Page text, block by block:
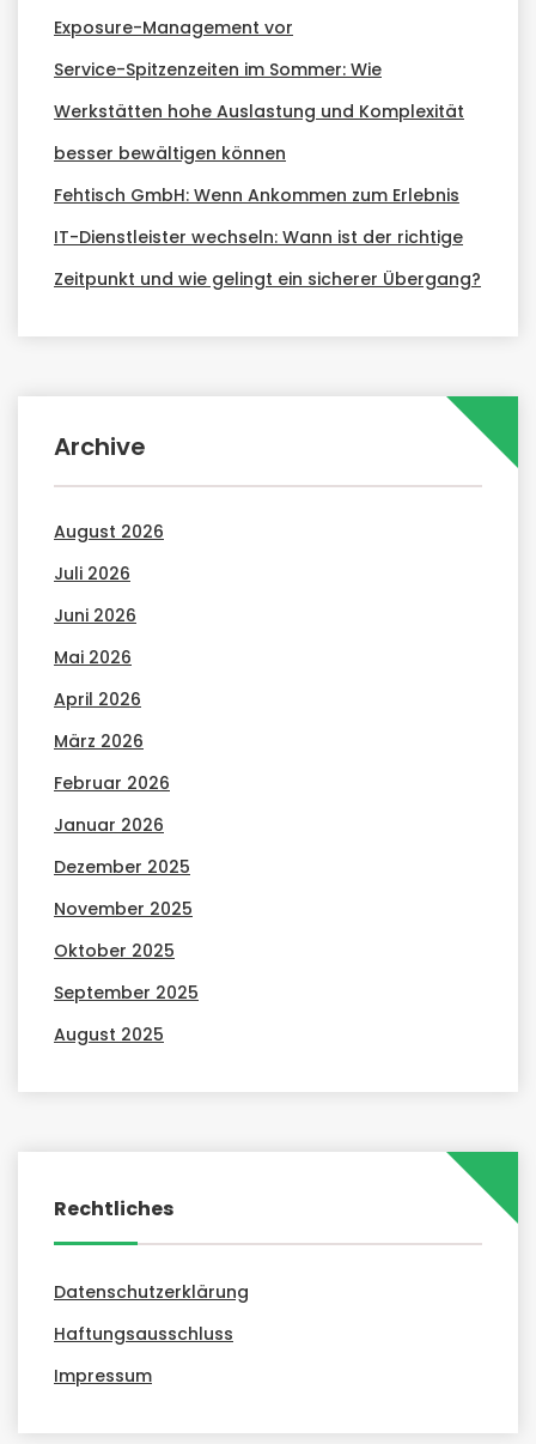
Exposure-Management vor
Service-Spitzenzeiten im Sommer: Wie
Werkstätten hohe Auslastung und Komplexität
besser bewältigen können
Fehtisch GmbH: Wenn Ankommen zum Erlebnis
IT-Dienstleister wechseln: Wann ist der richtige
Zeitpunkt und wie gelingt ein sicherer Übergang?
Archive
August 2026
Juli 2026
Juni 2026
Mai 2026
April 2026
März 2026
Februar 2026
Januar 2026
Dezember 2025
November 2025
Oktober 2025
September 2025
August 2025
Rechtliches
Datenschutzerklärung
Haftungsausschluss
Impressum